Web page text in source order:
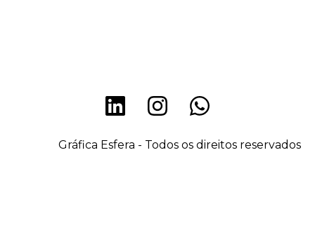
Gráfica Esfera - Todos os direitos reservados